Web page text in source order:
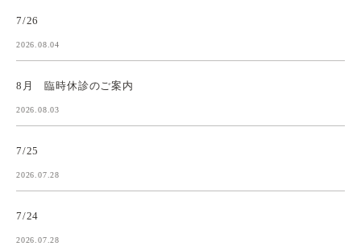
7/26
2026.08.04
8月 臨時休診のご案内
2026.08.03
7/25
2026.07.28
7/24
2026.07.28